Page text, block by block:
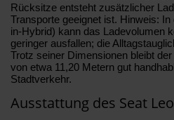
Rücksitze entsteht zusätzlicher
Transporte geeignet ist. Hinweis:
in-Hybrid) kann das Ladevolumen
geringer ausfallen; die
Trotz seiner Dimensionen bleibt
von etwa 11,20 Metern gut
Stadtverkehr.
Ausstattung des Seat